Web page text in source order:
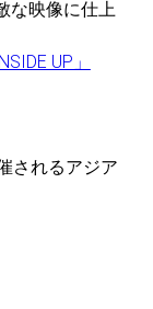
な映像に仕上
UP」
されるアジア